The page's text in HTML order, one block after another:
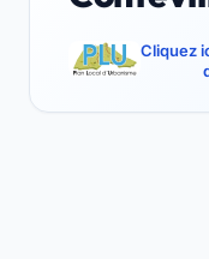
Cliquez